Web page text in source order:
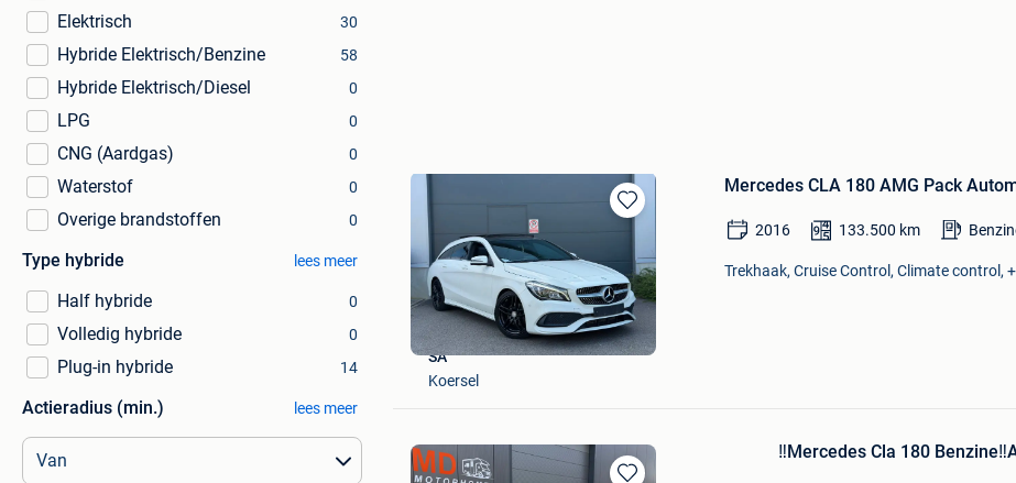
Elektrisch 30
Hybride Elektrisch/Benzine 58
Hybride Elektrisch/Diesel 0
LPG 0
CNG (Aardgas) 0
Waterstof 0
Overige brandstoffen 0
Type hybride lees meer
Half hybride 0
Volledig hybride 0
Plug-in hybride 14
Actieradius (min.) lees meer
Bewaren
Favorieten
Mercedes CLA 180 AMG Pack
2016 133.500 km
Trekhaak, Cruise Control, Climate control,
SA
Koersel
‼️Mercedes Cla 180